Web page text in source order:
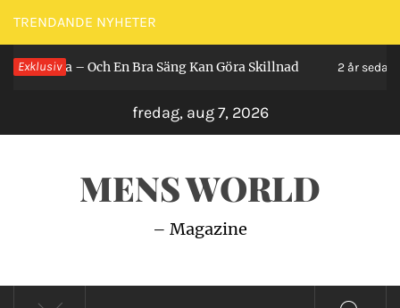
Hoppa
till
innehåll
TRENDANDE NYHETER
Exklusiv
Och En Bra Säng Kan Göra Skillnad 2 år sedan Så Gör
fredag, aug 7, 2026
MENS WORLD
– Magazine